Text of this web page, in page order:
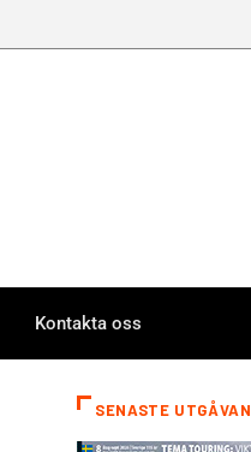
Kontakta oss
SENASTE UTGÅVAN